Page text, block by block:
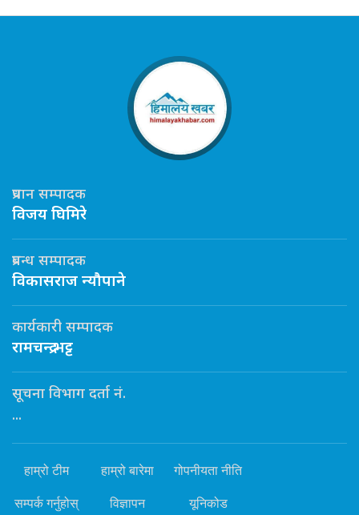
प्रधान सम्पादक
विजय घिमिरे
प्रबन्ध सम्पादक
विकासराज न्यौपाने
कार्यकारी सम्पादक
रामचन्द्र भट्ट
सूचना विभाग दर्ता नं.
...
हाम्रो टीम हाम्रो बारेमा गोपनीयता नीति
सम्पर्क गर्नुहोस् विज्ञापन यूनिकोड